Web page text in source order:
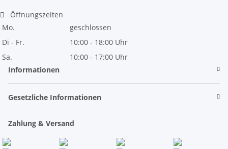
Öffnungszeiten
Mo.
geschlossen
Di - Fr.
10:00 - 18:00 Uhr
Sa.
10:00 - 17:00 Uhr
Informationen
Gesetzliche Informationen
Zahlung & Versand